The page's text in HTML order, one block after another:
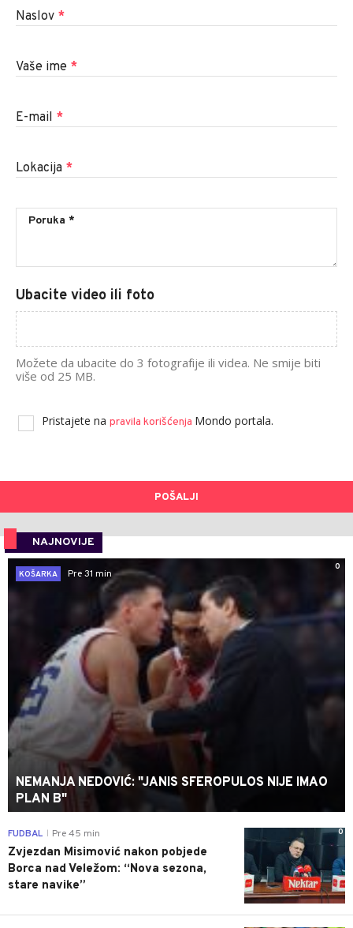
Naslov *
Vaše ime *
E-mail *
Lokacija *
Ubacite video ili foto
Možete da ubacite do 3 fotografije ili videa. Ne smije biti
više od 25 MB.
Pristajete na pravila korišćenja Mondo portala.
POŠALJI
NAJNOVIJE
0
KOŠARKA
Pre 31 min
NEMANJA NEDOVIĆ: "JANIS SFEROPULOS NIJE IMAO
PLAN B"
0
FUDBAL Pre 45 min
Zvjezdan Misimović nakon pobjede
Borca nad Veležom: “Nova sezona,
stare navike”